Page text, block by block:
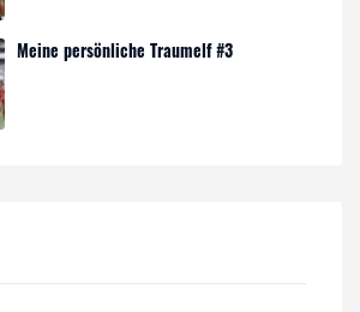
Meine persönliche Traumelf #3